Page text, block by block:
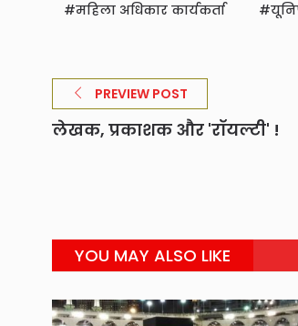
महिला अधिकार कार्यकर्ता
PREVIEW POST
लेखक, प्रकाशक और 'रॉयल्टी' !
YOU MAY ALSO LIKE